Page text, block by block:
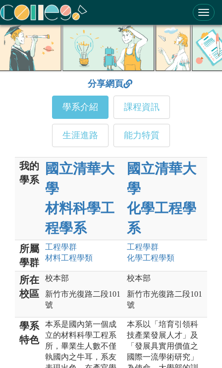
ColleGo! 大學選才與高中育才輔助系統
分享網頁
學系介紹 課程資訊
生涯進路 能力特質
我的
學系
國立清華大
學
材料科學工
程學系
國立清華大
學
化學工程學
系
所屬
學群
工程學群
材料工程學類
工程學群
化學工程學類
所在
校區
校本部
新竹市光復路二段101
號
校本部
新竹市光復路二段101
號
學系
特色
本系是國內第一個成
立的材料科學工程系
所，畢業生人數不僅
執國內之牛耳，系友
本系以「培育引領科
技產業發展人才」及
「發展具實用價值之
國際一流學術研究」